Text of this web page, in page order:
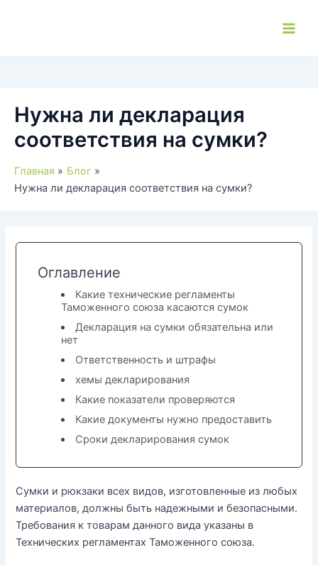
Нужна ли декларация
соответствия на сумки?
Главная
Блог
Нужна ли декларация соответствия на сумки?
Оглавление
Какие технические регламенты
Таможенного союза касаются сумок
Декларация на сумки обязательна или
нет
Ответственность и штрафы
хемы декларирования
Какие показатели проверяются
Какие документы нужно предоставить
Сроки декларирования сумок
Сумки и рюкзаки всех видов, изготовленные из любых
материалов, должны быть надежными и безопасными.
Требования к товарам данного вида указаны в
Технических регламентах Таможенного союза.